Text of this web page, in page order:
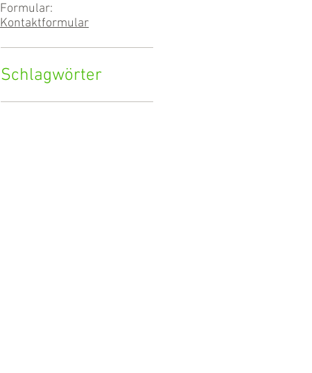
Formular:
Kontaktformular
Schlagwörter